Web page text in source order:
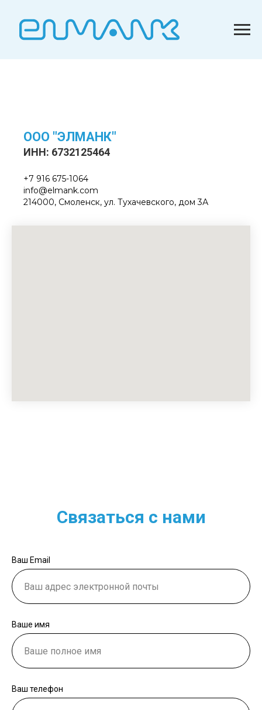
ООО "ЭЛМАНК"
ИНН: 6732125464
+7 916 675-1064
info@elmank.com
214000, Смоленск, ул. Тухачевского, дом 3А
Связаться с нами
Ваш Email
Ваше имя
Ваш телефон